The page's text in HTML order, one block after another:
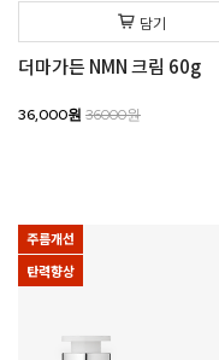
담기
더마가든 NMN 크림 60g
36,000원 36000원
주름개선
탄력향상